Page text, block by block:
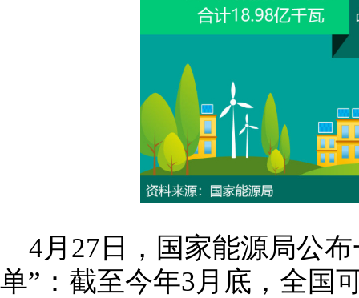
4月27日，国家能源局公
单”：截至今年3月底，全国